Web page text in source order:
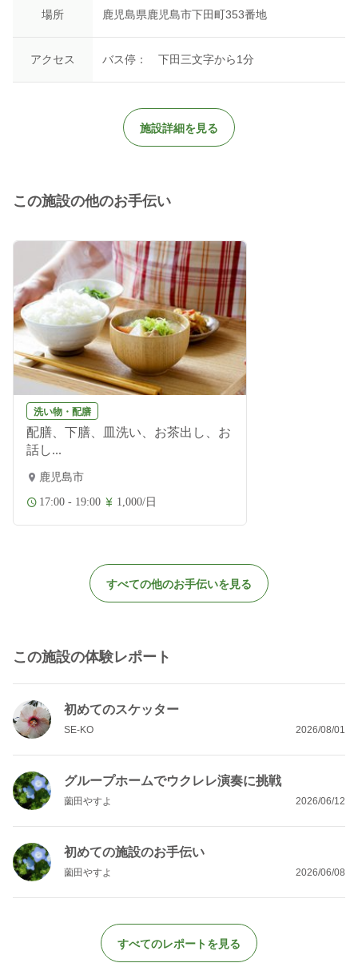
場所 鹿児島県鹿児島市下田町353番地
アクセス バス停： 下田三文字から1分
施設詳細を見る
この施設の他のお手伝い
洗い物・配膳
配膳、下膳、皿洗い、お茶出し、お
話し...
鹿児島市
17:00 - 19:00 1,000/日
すべての他のお手伝いを見る
この施設の体験レポート
初めてのスケッター
SE-KO 2026/08/01
グループホームでウクレレ演奏に挑戦
薗田やすよ 2026/06/12
初めての施設のお手伝い
薗田やすよ 2026/06/08
すべてのレポートを見る